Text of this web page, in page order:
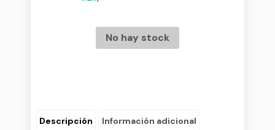
No hay stock
Descripción Información adicional